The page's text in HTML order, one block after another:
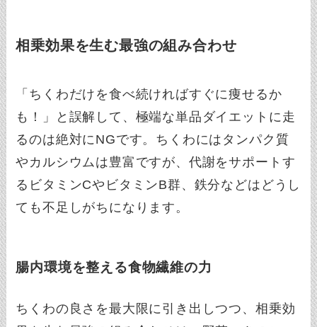
相乗効果を生む最強の組み合わせ
「ちくわだけを食べ続ければすぐに痩せるか
も！」と誤解して、極端な単品ダイエットに走
るのは絶対にNGです。ちくわにはタンパク質
やカルシウムは豊富ですが、代謝をサポートす
るビタミンCやビタミンB群、鉄分などはどうし
ても不足しがちになります。
腸内環境を整える食物繊維の力
ちくわの良さを最大限に引き出しつつ、相乗効